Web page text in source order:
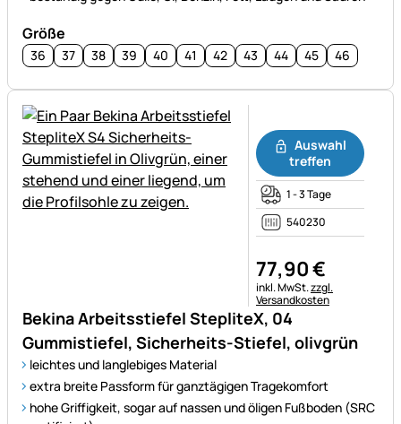
Größe
36 37 38 39 40 41 42 43 44 45 46
Bekina Arbeitsstiefel StepliteX, 04
Gummistiefel, Sicherheits-Stiefel, olivgrün
leichtes und langlebiges Material
extra breite Passform für ganztägigen Tragekomfort
hohe Griffigkeit, sogar auf nassen und öligen Fußboden (SRC
Auswahl
treffen
1 - 3 Tage
540230
77,90€
Steuerhinweis:
inkl. MwSt.zzgl.
Versandkosten